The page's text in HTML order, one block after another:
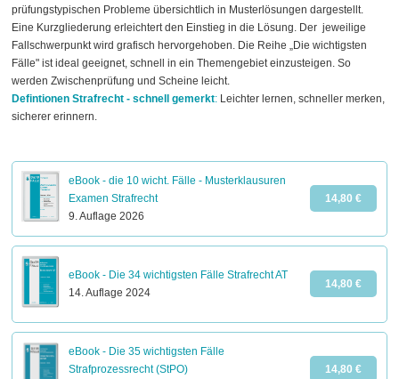
prüfungstypischen Probleme übersichtlich in Musterlösungen dargestellt.
Eine Kurzgliederung erleichtert den Einstieg in die Lösung. Der jeweilige
Fallschwerpunkt wird grafisch hervorgehoben. Die Reihe „Die wichtigsten
Fälle" ist ideal geeignet, schnell in ein Themengebiet einzusteigen. So
werden Zwischenprüfung und Scheine leicht.
Defintionen Strafrecht - schnell gemerkt: Leichter lernen, schneller merken,
sicherer erinnern.
eBook - die 10 wicht. Fälle - Musterklausuren
Examen Strafrecht
9. Auflage 2026
14,80 €
eBook - Die 34 wichtigsten Fälle Strafrecht AT
14. Auflage 2024
14,80 €
eBook - Die 35 wichtigsten Fälle
Strafprozessrecht (StPO)
14,80 €